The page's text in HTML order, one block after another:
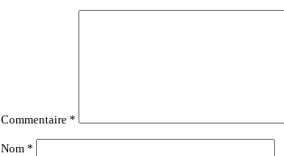
Commentaire *
Nom *